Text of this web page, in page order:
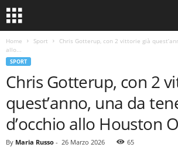
Home Sport
Chris Gotterup, con 2 vittorie già
allo...
SPORT
Chris Gotterup, con 2
quest’anno, una da
d’occhio allo Houston
By Maria Russo - 26 Marzo 2026 65